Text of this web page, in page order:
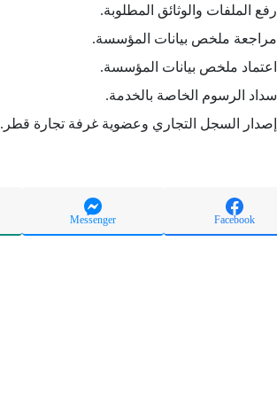
رفع الملفات والوثائق المطلوبة.
مراجعة ملخص بيانات المؤسسة.
اعتماد ملخص بيانات المؤسسة.
سداد الرسوم الخاصة بالخدمة.
إصدار السجل التجاري وعضوية غرفة تجارة قطر.
Facebook
Messenger